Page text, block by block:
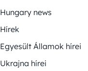
Hungary news
Hírek
Egyesült Államok hírei
Ukrajna hírei